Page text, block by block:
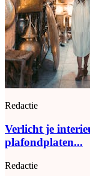
Redactie
Verlicht je
plafondplaten...
Redactie